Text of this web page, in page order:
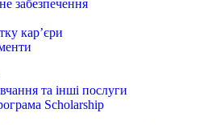
забезпечення
кар’єри
та інші послуги
Scholarship